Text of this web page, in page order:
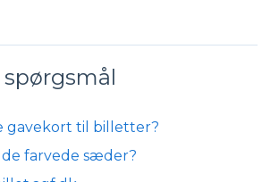
spørgsmål
gavekort til billetter?
farvede sæder?